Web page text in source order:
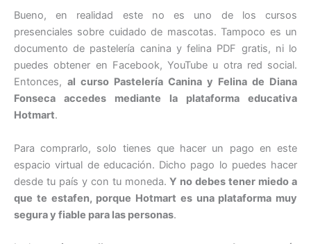
Bueno, en realidad este no es uno de los cursos
presenciales sobre cuidado de mascotas. Tampoco es un
documento de pastelería canina y felina PDF gratis, ni lo
puedes obtener en Facebook, YouTube u otra red social.
Entonces, al curso Pastelería Canina y Felina de Diana
Fonseca accedes mediante la plataforma educativa
Hotmart.
Para comprarlo, solo tienes que hacer un pago en este
espacio virtual de educación. Dicho pago lo puedes hacer
desde tu país y con tu moneda.Y no debes tener miedo a
que te estafen, porque Hotmart es una plataforma muy
segura y fiable para las personas.